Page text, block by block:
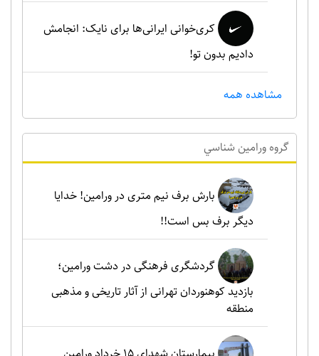
کری‌خوانی ایرانی‌ها برای نایک: انجامش
دادیم بدون تو!
مشاهده همه
گروه ورامين شناسي
بارش برف نیم متری در ورامین! خدایا
دیگر برف بس است!!
گردشگری فرهنگی در دشت ورامین؛
بازدید کوهنوردان تهرانی از آثار تاریخی و مذهبی
منطقه